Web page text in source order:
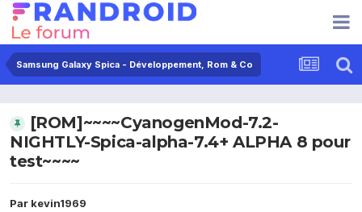
Samsung Galaxy Spica - Développement, Rom & Co
[ROM]~~~~CyanogenMod-7.2-
NIGHTLY-Spica-alpha-7.4+ ALPHA 8 pour
test~~~~
Par kevin1969